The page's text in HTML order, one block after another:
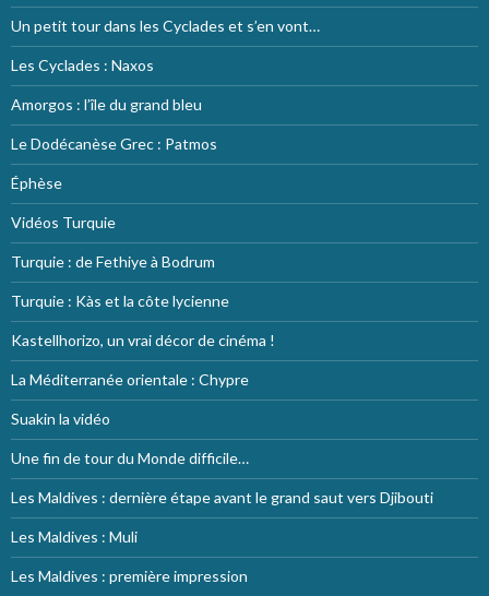
Un petit tour dans les Cyclades et s’en vont…
Les Cyclades : Naxos
Amorgos : l’île du grand bleu
Le Dodécanèse Grec : Patmos
Éphèse
Vidéos Turquie
Turquie : de Fethiye à Bodrum
Turquie : Kàs et la côte lycienne
Kastellhorizo, un vrai décor de cinéma !
La Méditerranée orientale : Chypre
Suakin la vidéo
Une fin de tour du Monde difficile…
Les Maldives : dernière étape avant le grand saut vers Djibouti
Les Maldives : Muli
Les Maldives : première impression